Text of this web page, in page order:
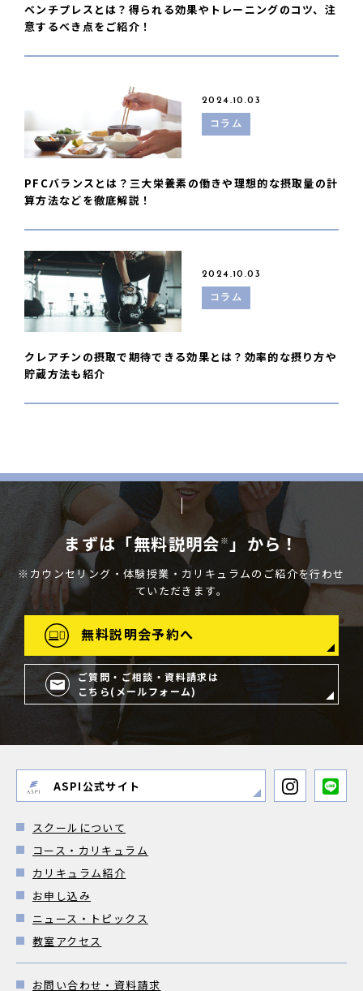
ベンチプレスとは？得られる効果やトレーニングのコツ、注
意するべき点をご紹介！
2024.10.03
コラム
PFCバランスとは？三大栄養素の働きや理想的な摂取量の計
算方法などを徹底解説！
2024.10.03
コラム
クレアチンの摂取で期待できる効果とは？効率的な摂り方や
貯蔵方法も紹介
まずは「無料説明会 ※ 」から！
※カウンセリング・体験授業・カリキュラムのご紹介を行わせ
ていただきます。
無料説明会予約へ
ご質問・ご相談・資料請求は
こちら(メールフォーム)
ASPI公式サイト
スクールについて
コース・カリキュラム
カリキュラム紹介
お申し込み
ニュース・トピックス
教室アクセス
お問い合わせ・資料請求